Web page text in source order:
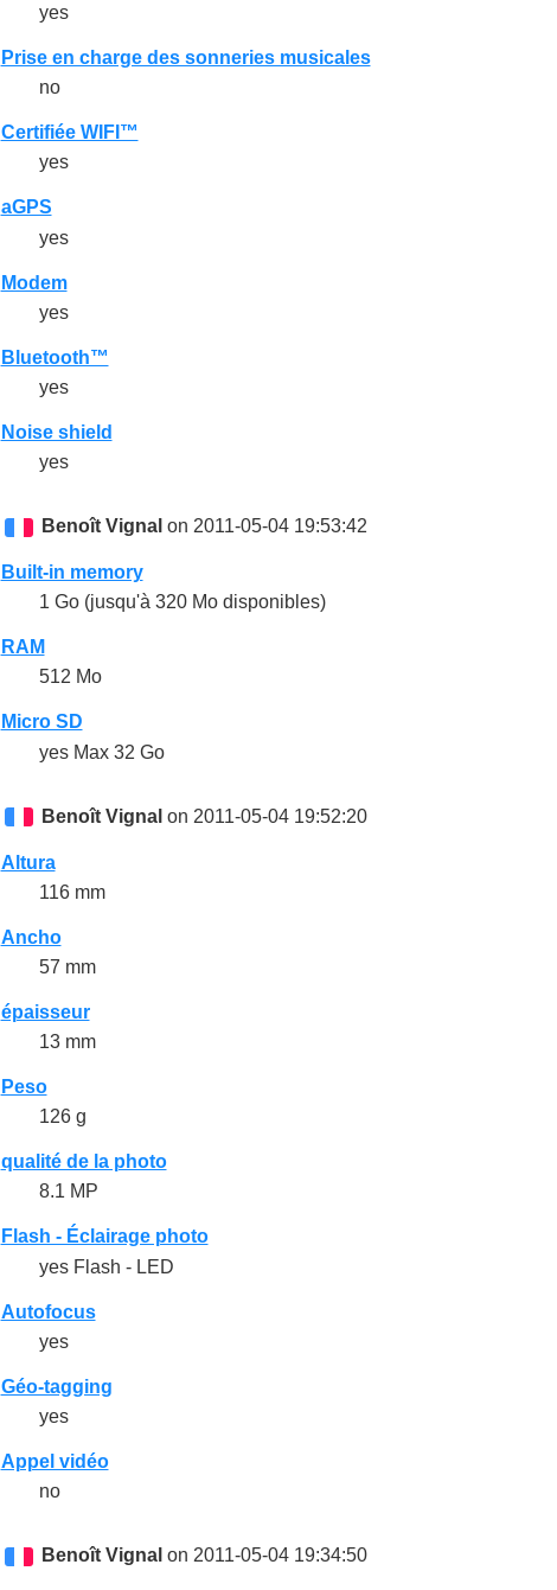
yes
Prise en charge des sonneries musicales
no
Certifiée WIFI™
yes
aGPS
yes
Modem
yes
Bluetooth™
yes
Noise shield
yes
Benoît Vignal on 2011-05-04 19:53:42
Built-in memory
1 Go (jusqu'à 320 Mo disponibles)
RAM
512 Mo
Micro SD
yes Max 32 Go
Benoît Vignal on 2011-05-04 19:52:20
Altura
116 mm
Ancho
57 mm
épaisseur
13 mm
Peso
126 g
qualité de la photo
8.1 MP
Flash - Éclairage photo
yes Flash - LED
Autofocus
yes
Géo-tagging
yes
Appel vidéo
no
Benoît Vignal on 2011-05-04 19:34:50